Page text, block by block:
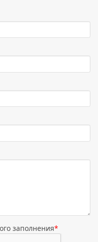
заполнения*